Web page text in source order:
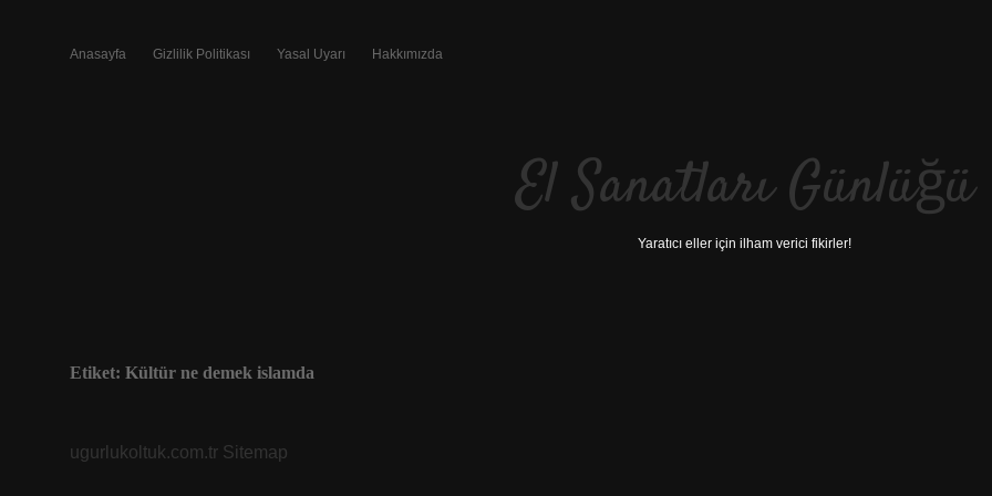
Anasayfa Gizlilik Politikası Yasal Uyarı Hakkımızda
El Sanatları Günlüğü
Yaratıcı eller için ilham verici fikirler!
Etiket: Kültür ne demek islamda
ugurlukoltuk.com.tr Sitemap